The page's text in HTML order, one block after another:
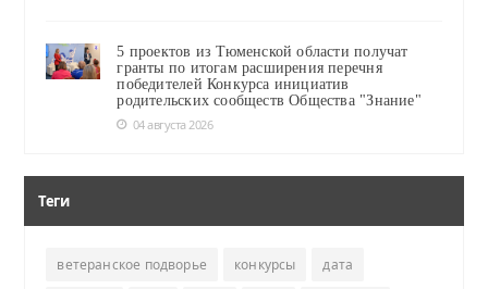
5 проектов из Тюменской области получат
гранты по итогам расширения перечня
победителей Конкурса инициатив
родительских сообществ Общества "Знание"
04 августа 2026
Теги
ветеранское подворье конкурсы дата